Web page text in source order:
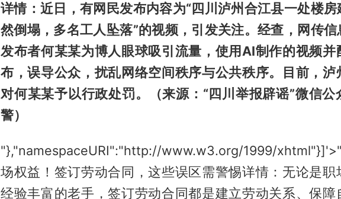
详情：近日，有网民发布内容为“四川泸州合江县一处楼
然倒塌，多名工人坠落”的视频，引发关注。经查，网传
发布者何某某为博人眼球吸引流量，使用AI制作的视频并
布，误导公众，扰乱网络空间秩序与公共秩序。目前，泸
对何某某予以行政处罚。（来源：“四川举报辟谣”微信公
警）
"},"namespaceURI":"http://www.w3.org/1999/
场权益！签订劳动合同，这些误区需警惕详情：无论是职
经验丰富的老手，签订劳动合同都是建立劳动关系、保障